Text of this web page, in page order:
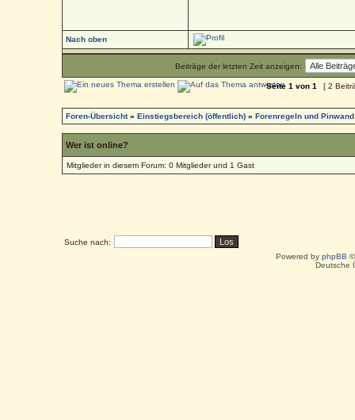
Nach oben
Beiträge der letzten Zeit anzeigen:
Seite1 von1 [ 2
Foren-Übersicht»Einstiegsbereich (öffentlich) »Forenregeln und Pinwand
Wer ist online?
Mitglieder in diesem Forum: 0 Mitglieder und 1 Gast
Suche nach:
Powered by phpBB
Deutsche